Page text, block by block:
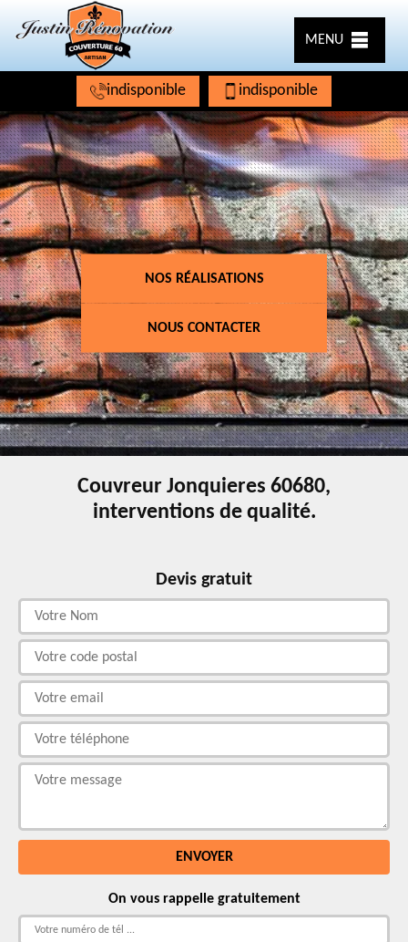
MENU
indisponible indisponible
NOS RÉALISATIONS
NOUS CONTACTER
Couvreur Jonquieres 60680,
interventions de qualité.
Devis gratuit
On vous rappelle gratuitement